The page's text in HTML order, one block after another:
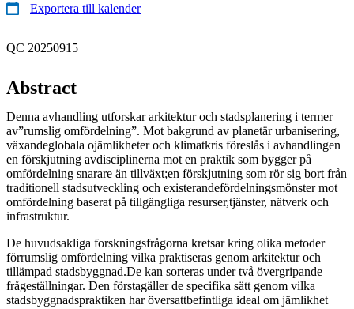
Exportera till kalender
QC 20250915
Abstract
Denna avhandling utforskar arkitektur och stadsplanering i termer
av”rumslig omfördelning”. Mot bakgrund av planetär urbanisering,
växandeglobala ojämlikheter och klimatkris föreslås i avhandlingen
en förskjutning avdisciplinerna mot en praktik som bygger på
omfördelning snarare än tillväxt;en förskjutning som rör sig bort från
traditionell stadsutveckling och existerandefördelningsmönster mot
omfördelning baserat på tillgängliga resurser,tjänster, nätverk och
infrastruktur.
De huvudsakliga forskningsfrågorna kretsar kring olika metoder
förrumslig omfördelning vilka praktiseras genom arkitektur och
tillämpad stadsbyggnad.De kan sorteras under två övergripande
frågeställningar. Den förstagäller de specifika sätt genom vilka
stadsbyggnadspraktiken har översattbefintliga ideal om jämlikhet